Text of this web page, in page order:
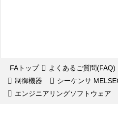
FAトップ よくあるご質問(FAQ)
制御機器
シーケンサ
エンジニアリングソフトウェア